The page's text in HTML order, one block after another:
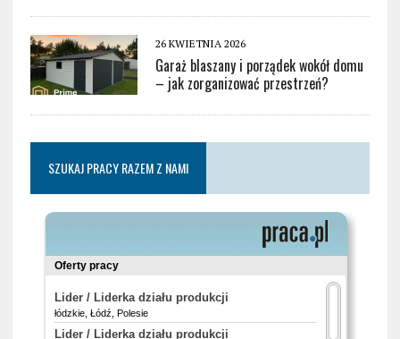
26 KWIETNIA 2026
Garaż blaszany i porządek wokół domu
– jak zorganizować przestrzeń?
SZUKAJ PRACY RAZEM Z NAMI